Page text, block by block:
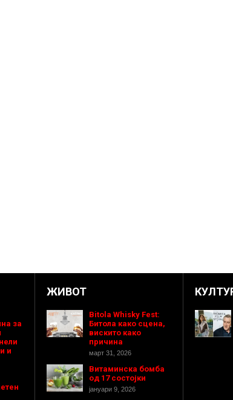
за
и
ЖИВОТ
Bitola Whisky Fest:
Битола како сцена,
вискито како
причина
март 31, 2026
Витаминска бомба
од 17 состојки
јануари 9, 2026